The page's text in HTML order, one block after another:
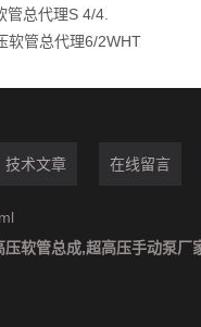
管总代理S 4/4.
软管总代理6/2WHT
技术文章 在线留言
软管总成,超高压手动泵厂